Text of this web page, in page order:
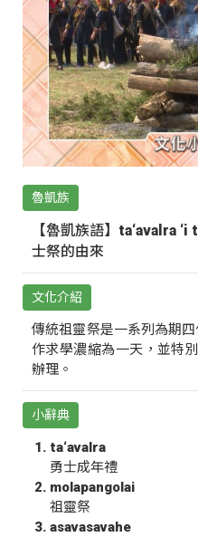
魯凱族
【魯凱族語】ta‘avalra
士祭的由來
文化介紹
傳統祖靈祭是一系列為期
作求學濃縮為一天，並特
辦理。
小辭典
ta‘avalra
勇士成年禮
molapangolai
祖靈祭
asavasavahe